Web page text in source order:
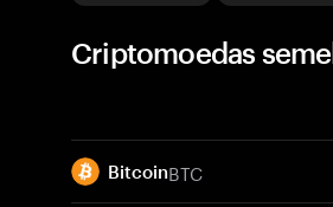
Criptomoedas
BitcoinBTC